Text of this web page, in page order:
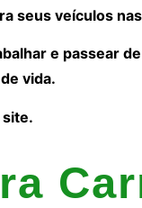
seus veículos
e passear
vida.